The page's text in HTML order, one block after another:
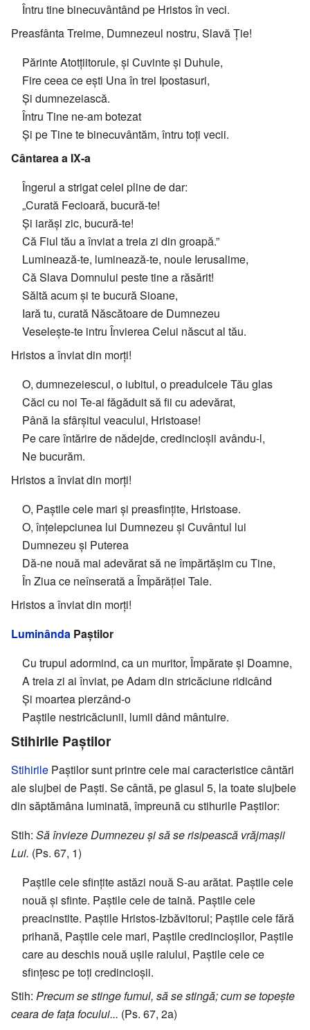
Întru tine binecuvântând pe Hristos în veci.
Preasfânta Treime, Dumnezeul nostru, Slavă Ție!
Părinte Atotțiitorule, și Cuvinte și Duhule,
Fire ceea ce ești Una în trei Ipostasuri,
Și dumnezeiască.
Întru Tine ne-am botezat
Și pe Tine te binecuvântăm, întru toți vecii.
Cântarea a IX-a
Îngerul a strigat celei pline de dar:
„Curată Fecioară, bucură-te!
Și iarăși zic, bucură-te!
Că Fiul tău a înviat a treia zi din groapă.”
Luminează-te, luminează-te, noule Ierusalime,
Că Slava Domnului peste tine a răsărit!
Săltă acum și te bucură Sioane,
Iară tu, curată Născătoare de Dumnezeu
Veselește-te intru Învierea Celui născut al tău.
Hristos a înviat din morți!
O, dumnezeiescul, o iubitul, o preadulcele Tău glas
Căci cu noi Te-ai făgăduit să fii cu adevărat,
Până la sfârșitul veacului, Hristoase!
Pe care întărire de nădejde, credincioșii avându-l,
Ne bucurăm.
Hristos a înviat din morți!
O, Paștile cele mari și preasfințite, Hristoase.
O, înțelepciunea lui Dumnezeu și Cuvântul lui
Dumnezeu și Puterea
Dă-ne nouă mai adevărat să ne împărtășim cu Tine,
În Ziua ce neînserată a Împărăției Tale.
Hristos a înviat din morți!
Luminânda Paștilor
Cu trupul adormind, ca un muritor, Împărate și Doamne,
A treia zi ai înviat, pe Adam din stricăciune ridicând
Și moartea pierzând-o
Paștile nestricăciunii, lumii dând mântuire.
Stihirile Paștilor
Stihirile Paștilor sunt printre cele mai caracteristice cântări
ale slujbei de Paști. Se cântă, pe glasul 5, la toate slujbele
din săptămâna luminată, împreună cu stihurile Paștilor:
Stih: Să învieze Dumnezeu și să se risipească vrăjmașii
Lui. (Ps. 67, 1)
Paștile cele sfințite astăzi nouă S-au arătat. Paștile cele
nouă și sfinte. Paștile cele de taină. Paștile cele
preacinstite. Paștile Hristos-Izbăvitorul; Paștile cele fără
prihană, Paștile cele mari, Paștile credincioșilor, Paștile
care au deschis nouă ușile raiului, Paștile cele ce
sfințesc pe toți credincioșii.
Stih: Precum se stinge fumul, să se stingă; cum se topește
ceara de fața focului... (Ps. 67, 2a)